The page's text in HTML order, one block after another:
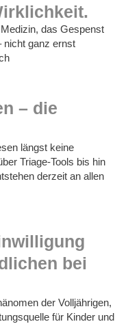
das Gespenst
nicht ganz ernst
– die
längst keine
Triage‑Tools bis hin
derzeit an allen
bei
der Volljährigen,
für Kinder und